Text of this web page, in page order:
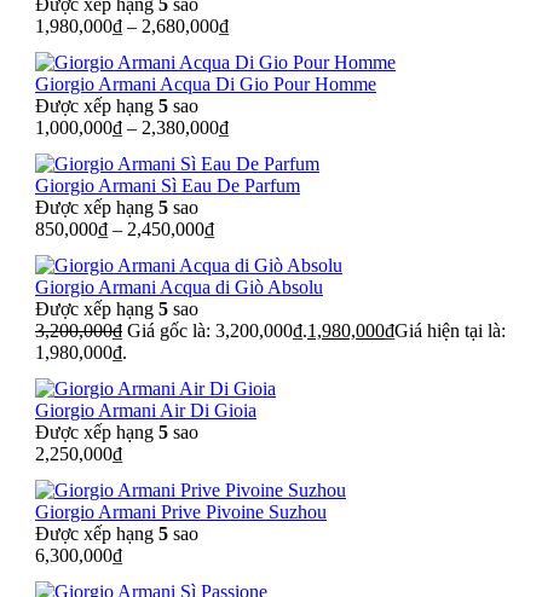
1,980,000₫ – 2,680,000₫
Giorgio Armani Acqua Di Gio Pour Homme
Được xếp hạng 5 sao
1,000,000₫ – 2,380,000₫
Giorgio Armani Sì Eau De Parfum
Được xếp hạng 5 sao
850,000₫ – 2,450,000₫
Giorgio Armani Acqua di Giò Absolu
Được xếp hạng 5 sao
3,200,000₫ Giá gốc là: 3,200,000₫.1,980,000₫Giá hiện tại là:
1,980,000₫.
Giorgio Armani Air Di Gioia
Được xếp hạng 5 sao
2,250,000₫
Giorgio Armani Prive Pivoine Suzhou
Được xếp hạng 5 sao
6,300,000₫